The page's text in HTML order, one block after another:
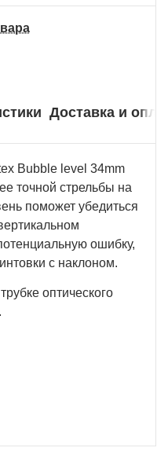
Доставка и
Bubble level 34mm
точной стрельбы на
поможет убедиться
ошибку,
с наклоном.
оптического